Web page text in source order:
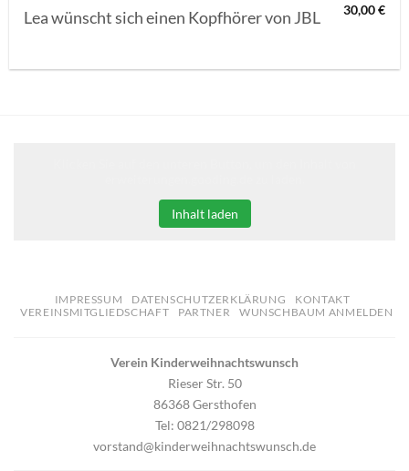
Lea wünscht sich einen Kopfhörer von JBL 30,00€
Inhalt laden
IMPRESSUM DATENSCHUTZERKLÄRUNG
KONTAKT
VEREINSMITGLIEDSCHAFT
PARTNER WUNSCHBAUM ANMELDEN
Verein Kinderweihnachtswunsch
Rieser Str. 50
86368 Gersthofen
Tel: 0821/298098
vorstand@kinderweihnachtswunsch.de